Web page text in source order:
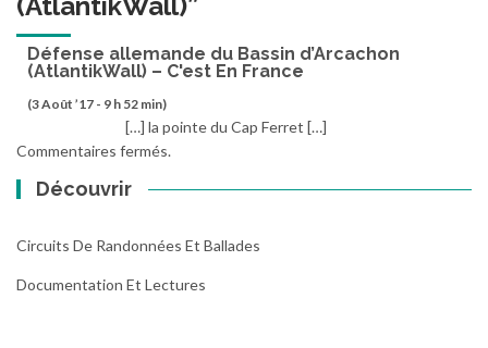
Défense allemande du Bassin d’Arcachon
(AtlantikWall) – C'est En France
(3 Août ’17 - 9 h 52 min)
[…] la pointe du Cap Ferret […]
Commentaires fermés.
Découvrir
Circuits De Randonnées Et Ballades
Documentation Et Lectures